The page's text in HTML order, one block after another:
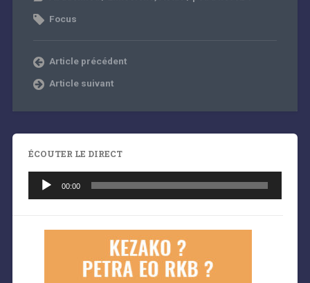
Focus
Article précédent
Article suivant
ÉCOUTER LE DIRECT
audio
00:00